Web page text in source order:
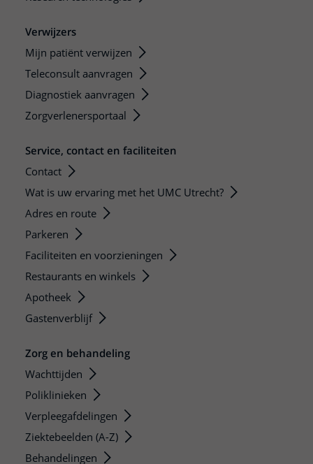
Verwijzers
Mijn patiënt verwijzen
Teleconsult aanvragen
Diagnostiek aanvragen
Zorgverlenersportaal
Service, contact en faciliteiten
Contact
Wat is uw ervaring met het UMC Utrecht?
Adres en route
Parkeren
Faciliteiten en voorzieningen
Restaurants en winkels
Apotheek
Gastenverblijf
Zorg en behandeling
Wachttijden
Poliklinieken
Verpleegafdelingen
Ziektebeelden (A-Z)
Behandelingen